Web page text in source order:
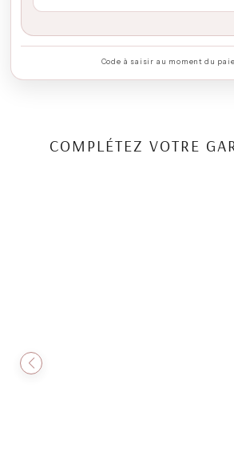
Code à saisir au moment du
COMPLÉTEZ VOTRE